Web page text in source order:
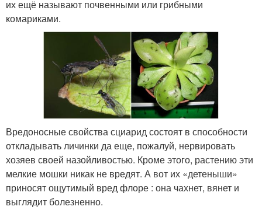
их ещё называют почвенными или грибными
комариками.
Вредоносные свойства сциарид состоят в способности
откладывать личинки да еще, пожалуй, нервировать
хозяев своей назойливостью. Кроме этого, растению эти
мелкие мошки никак не вредят. А вот их «детеныши»
приносят ощутимый вред флоре : она чахнет, вянет и
выглядит болезненно.